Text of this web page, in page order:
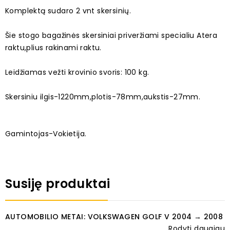
Komplektą sudaro 2 vnt skersinių.
Šie stogo bagažinės skersiniai priveržiami specialiu Atera
raktu,plius rakinami raktu.
Leidžiamas vežti krovinio svoris: 100 kg.
Skersiniu ilgis-1220mm,plotis-78mm,aukstis-27mm.
Gamintojas-Vokietija.
Susiję produktai
AUTOMOBILIO METAI: VOLKSWAGEN GOLF V 2004 → 2008